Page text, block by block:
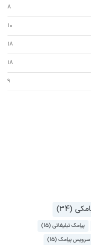
8
10
18
18
9
(34)
پیامک تبلیغاتی (15)
پیامک (15)